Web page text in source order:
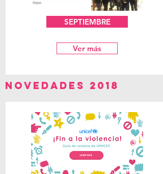
SEPTIEMBRE
Ver más
NOVEDADES 2018